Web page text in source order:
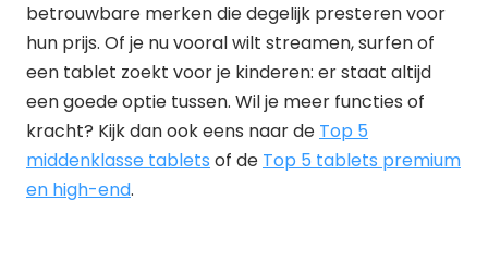
betrouwbare merken die degelijk presteren voor
hun prijs. Of je nu vooral wilt streamen, surfen of
een tablet zoekt voor je kinderen: er staat altijd
een goede optie tussen. Wil je meer functies of
kracht? Kijk dan ook eens naar de Top 5
middenklasse tablets of de Top 5 tablets premium
en high-end.